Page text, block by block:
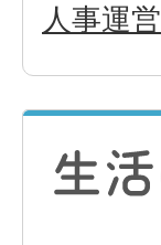
人事運営